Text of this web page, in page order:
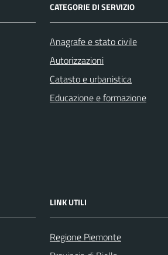
CATEGORIE DI SERVIZIO
Anagrafe e stato civile
Autorizzazioni
Catasto e urbanistica
Educazione e formazione
LINK UTILI
Regione Piemonte